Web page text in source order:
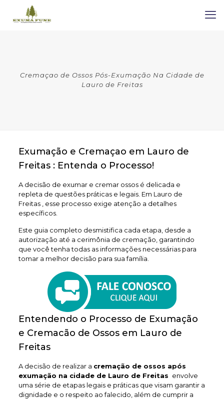
Cremaçao de Ossos Pós-Exumação Na Cidade de
Lauro de Freitas
Exumação e Cremaçao em Lauro de
Freitas : Entenda o Processo!
A decisão de exumar e cremar ossos é delicada e
repleta de questões práticas e legais. Em Lauro de
Freitas , esse processo exige atenção a detalhes
específicos.
Este guia completo desmistifica cada etapa, desde a
autorização até a cerimônia de cremação, garantindo
que você tenha todas as informações necessárias para
tomar a melhor decisão para sua família.
Entendendo o Processo de Exumação
e Cremacão de Ossos em Lauro de
Freitas
A decisão de realizar a cremação de ossos após
exumação na cidade de Lauro de Freitas envolve
uma série de etapas legais e práticas que visam garantir a
dignidade e o respeito ao falecido, além de cumprir a